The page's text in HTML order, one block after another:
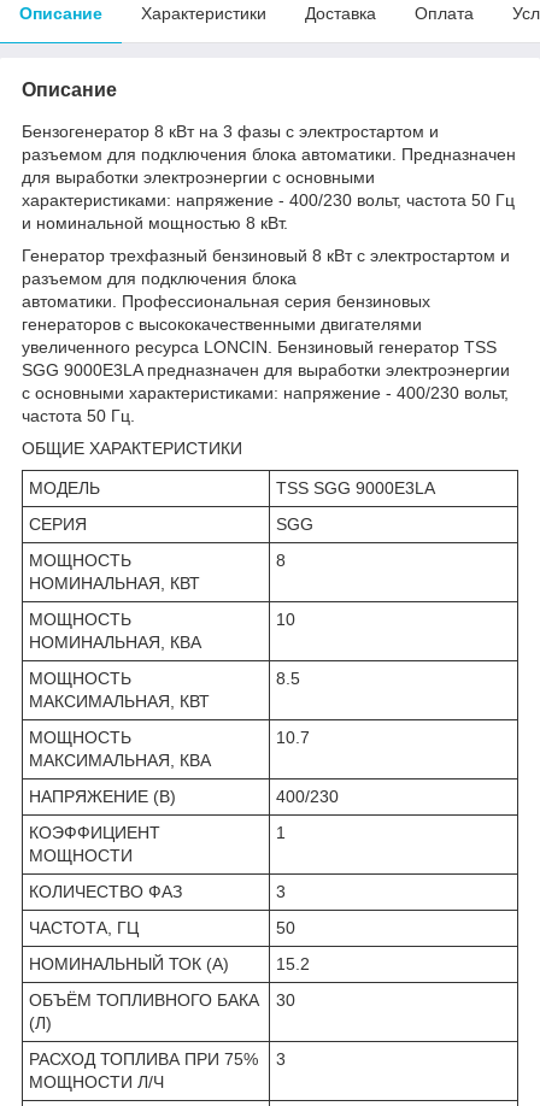
Описание Характеристики Доставка Оплата
Описание
Бензогенератор 8 кВт на 3 фазы с электростартом и
разъемом для подключения блока автоматики. Предназначен
для выработки электроэнергии с основными
характеристиками: напряжение - 400/230 вольт, частота 50 Гц
и номинальной мощностью 8 кВт.
Генератор трехфазный бензиновый 8 кВт с электростартом и
разъемом для подключения блока
автоматики. Профессиональная серия бензиновых
генераторов с высококачественными двигателями
увеличенного ресурса LONCIN. Бензиновый генератор TSS
SGG 9000E3LA предназначен для выработки электроэнергии
с основными характеристиками: напряжение - 400/230 вольт,
частота 50 Гц.
ОБЩИЕ ХАРАКТЕРИСТИКИ
МОДЕЛЬ
TSS SGG 9000E3LA
СЕРИЯ
SGG
МОЩНОСТЬ
НОМИНАЛЬНАЯ, КВТ
8
МОЩНОСТЬ
НОМИНАЛЬНАЯ, КВА
10
МОЩНОСТЬ
МАКСИМАЛЬНАЯ, КВТ
8.5
МОЩНОСТЬ
МАКСИМАЛЬНАЯ, КВА
10.7
НАПРЯЖЕНИЕ (В)
400/230
КОЭФФИЦИЕНТ
МОЩНОСТИ
1
КОЛИЧЕСТВО ФАЗ
3
ЧАСТОТА, ГЦ
50
НОМИНАЛЬНЫЙ ТОК (А)
15.2
ОБЪЁМ ТОПЛИВНОГО БАКА
(Л)
30
РАСХОД ТОПЛИВА ПРИ 75%
МОЩНОСТИ Л/Ч
3